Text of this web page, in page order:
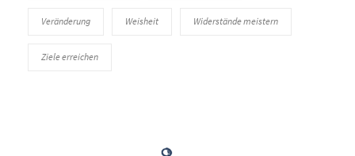
Veränderung Weisheit Widerstände meistern
Ziele erreichen